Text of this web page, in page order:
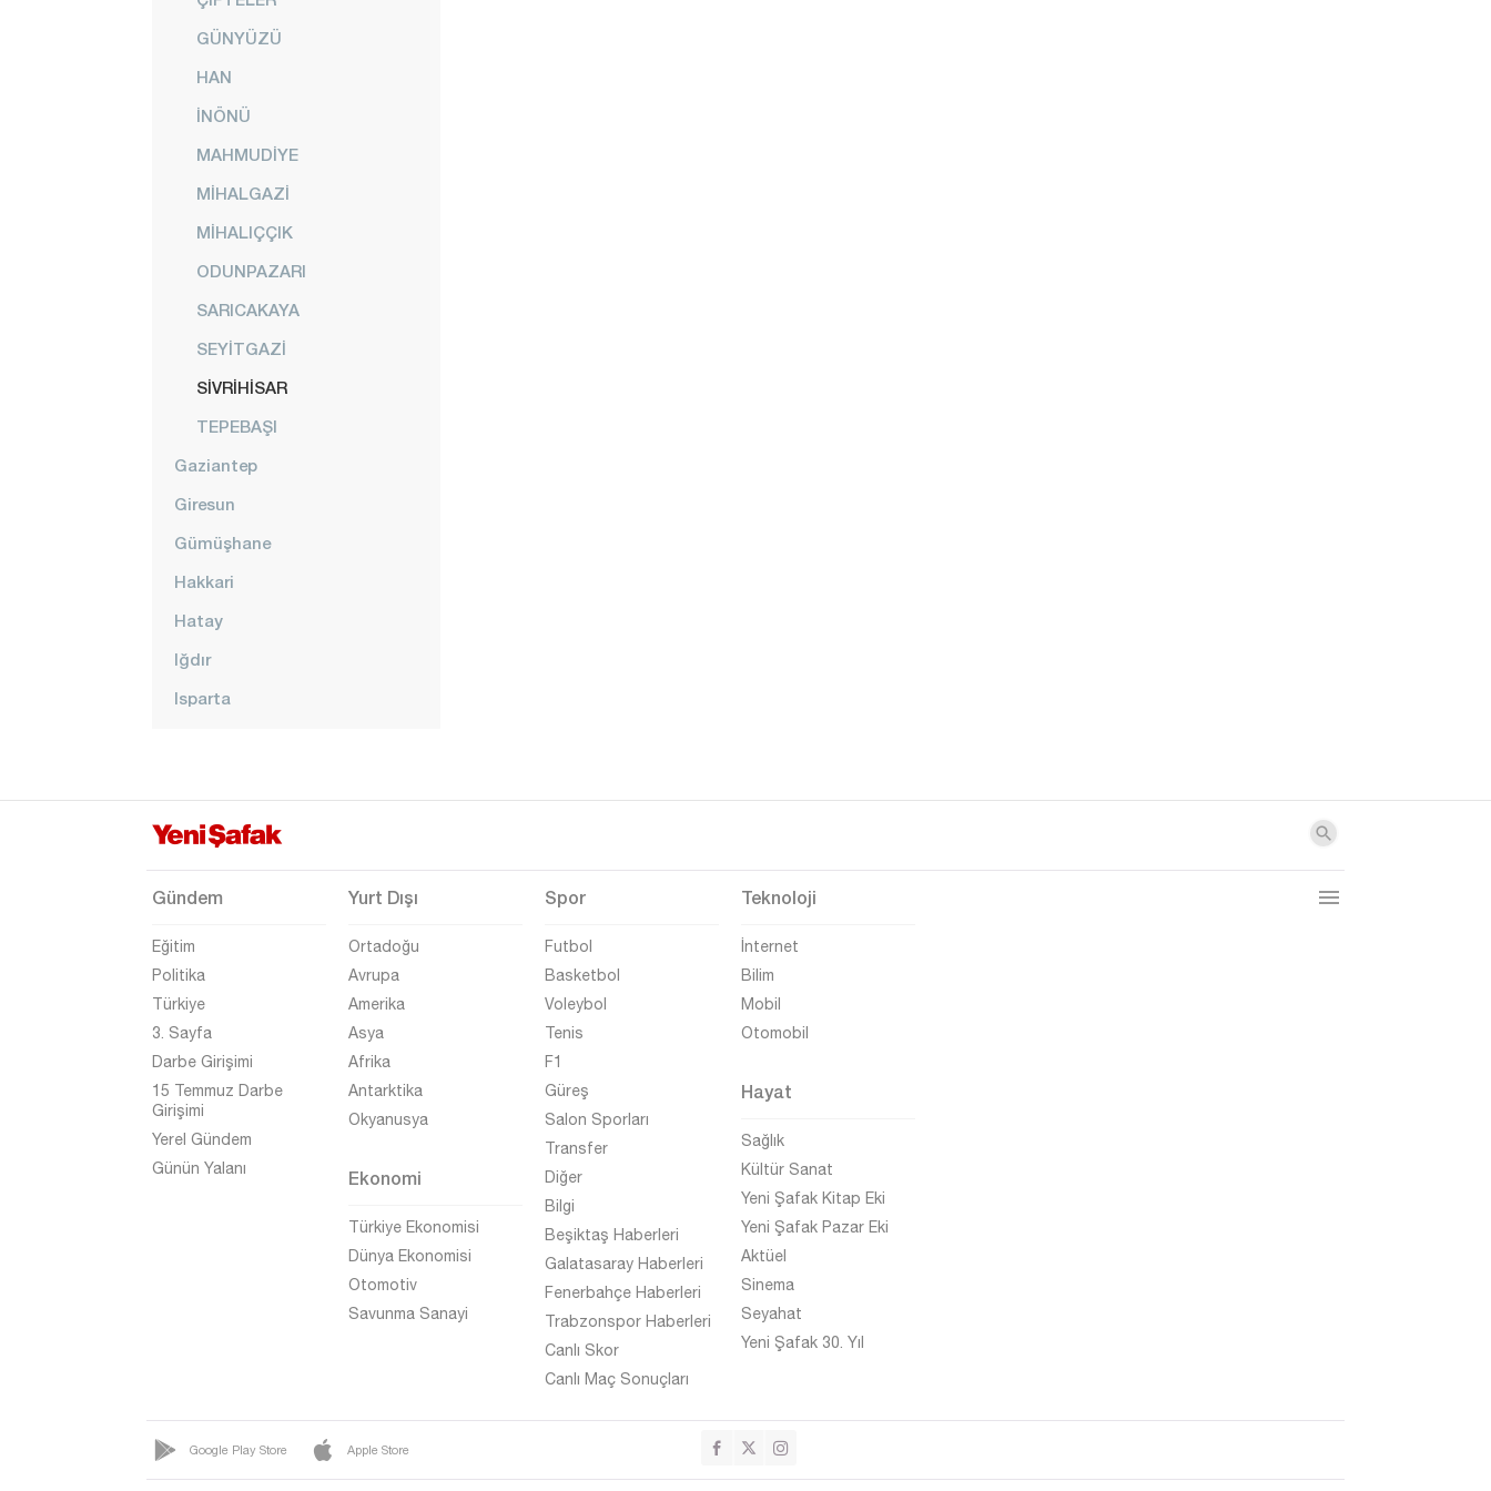
GÜNYÜZÜ
HAN
İNÖNÜ
MAHMUDİYE
MİHALGAZİ
MİHALIÇÇIK
ODUNPAZARI
SARICAKAYA
SEYİTGAZİ
SİVRİHİSAR
TEPEBAŞI
Gaziantep
Giresun
Gümüşhane
Hakkari
Hatay
Iğdır
Isparta
Kastamonu
Kırıkkale
Kırklareli
Kırşehir
Kilis
Kocaeli
Konya
Nevşehir
Gündem
Eğitim
Politika
Türkiye
3. Sayfa
Darbe Girişimi
15 Temmuz Darbe
Girişimi
Yerel Gündem
Günün Yalanı
Yurt Dışı
Ortadoğu
Avrupa
Amerika
Asya
Afrika
Antarktika
Okyanusya
Ekonomi
Türkiye Ekonomisi
Dünya Ekonomisi
Otomotiv
Savunma Sanayi
Spor
Futbol
Basketbol
Voleybol
Tenis
F1
Güreş
Salon Sporları
Transfer
Diğer
Bilgi
Beşiktaş Haberleri
Galatasaray Haberleri
Fenerbahçe Haberleri
Trabzonspor Haberleri
Canlı Skor
Canlı Maç Sonuçları
Teknoloji
İnternet
Bilim
Mobil
Otomobil
Hayat
Sağlık
Kültür Sanat
Yeni Şafak Kitap Eki
Yeni Şafak Pazar Eki
Aktüel
Sinema
Seyahat
Yeni Şafak 30. Yıl
Google Play Store Apple Store